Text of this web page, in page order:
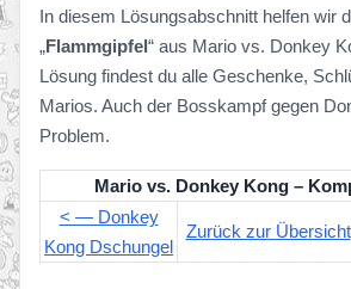
In diesem Lösungsabschnitt helfen wir
„Flammgipfel“ aus Mario vs. Donkey
Lösung findest du alle Geschenke,
Marios. Auch der Bosskampf gegen
Problem.
Mario vs. Donkey Kong –
< — Donkey
Kong Dschungel
Zurück zur Übersicht